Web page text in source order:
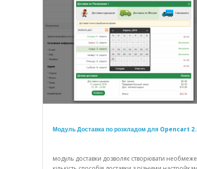
Модуль Доставка по розкладом для Opencart
модуль доставки дозволяє створювати